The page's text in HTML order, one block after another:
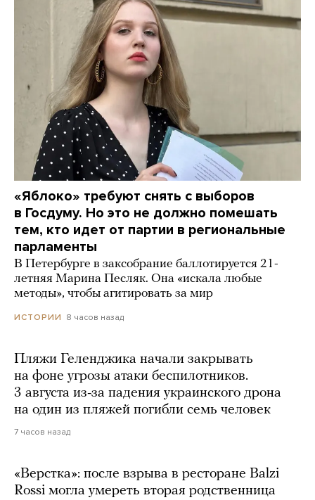
«Яблоко» требуют снять с выборов
в Госдуму. Но это не должно помешать
тем, кто идет от партии в региональные
парламенты
В Петербурге в заксобрание баллотируется 21-
летняя Марина Песляк. Она «искала любые
методы», чтобы агитировать за мир
ИСТОРИИ 8 часов назад
Пляжи Геленджика начали закрывать
на фоне угрозы атаки беспилотников.
3 августа из-за падения украинского дрона
на один из пляжей погибли семь человек
7 часов назад
«Верстка»: после взрыва в ресторане Balzi
Rossi могла умереть вторая родственница